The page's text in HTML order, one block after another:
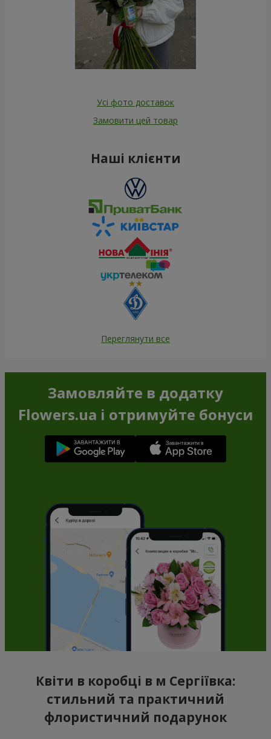
Усі фото доставок
Замовити цей товар
Наші клієнти
Переглянути все
Замовляйте в додатку
Flowers.ua і отримуйте бонуси
Квіти в коробці в м Сергіївка:
стильний та практичний
флористичний подарунок